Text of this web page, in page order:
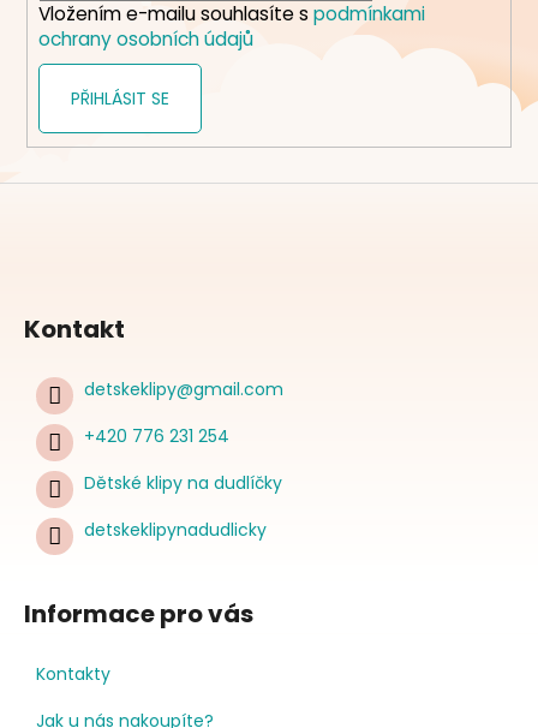
Vložením e-mailu souhlasíte s podmínkami
ochrany osobních údajů
PŘIHLÁSIT SE
Kontakt
detskeklipy@gmail.com
+420 776 231 254
Dětské klipy na dudlíčky
detskeklipynadudlicky
Informace pro vás
Kontakty
Jak u nás nakoupíte?